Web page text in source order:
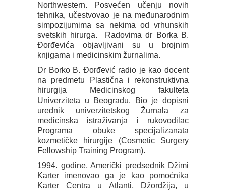
Northwestern. Posvećen učenju novih
tehnika, učestvovao je na međunarodnim
simpozijumima sa nekima od vrhunskih
svetskih hirurga. Radovima dr Borka B.
Đorđevića objavljivani su u brojnim
knjigama i medicinskim žurnalima.
Dr Borko B. Đorđević radio je kao docent
na predmetu Plastična i rekonstruktivna
hirurgija Medicinskog fakulteta
Univerziteta u Beogradu. Bio je dopisni
urednik univerzitetskog Žurnala za
medicinska istraživanja i rukovodilac
Programa obuke specijalizanata
kozmetičke hirurgije (Cosmetic Surgery
Fellowship Training Program).
1994. godine, Američki predsednik Džimi
Karter imenovao ga je kao pomoćnika
Karter Centra u Atlanti, Džordžija, u